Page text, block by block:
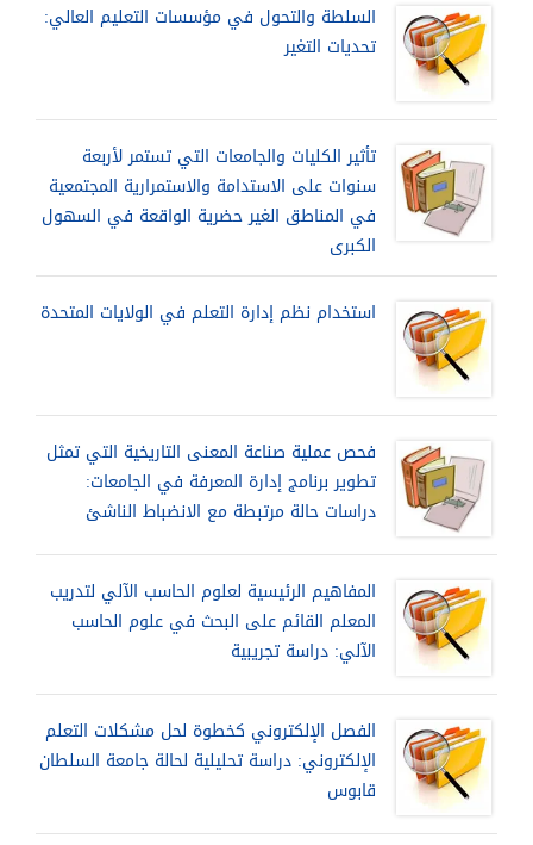
السلطة والتحول في مؤسسات التعليم العالي:
تحديات التغير
تأثير الكليات والجامعات التي تستمر لأربعة
سنوات على الاستدامة والاستمرارية المجتمعية
في المناطق الغير حضرية الواقعة في السهول
الكبرى
استخدام نظم إدارة التعلم في الولايات المتحدة
فحص عملية صناعة المعنى التاريخية التي تمثل
تطوير برنامج إدارة المعرفة في الجامعات:
دراسات حالة مرتبطة مع الانضباط الناشئ
المفاهيم الرئيسية لعلوم الحاسب الآلي لتدريب
المعلم القائم على البحث في علوم الحاسب
الآلي: دراسة تجريبية
الفصل الإلكتروني كخطوة لحل مشكلات التعلم
الإلكتروني: دراسة تحليلية لحالة جامعة السلطان
قابوس